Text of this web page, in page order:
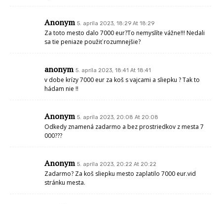
Anonym 5. apríla 2023, 18:29 At 18:29
Za toto mesto dalo 7000 eur?To nemyslíte vážne!!! Nedali
sa tie peniaze použiť rozumnejšie?
anonym 5. apríla 2023, 18:41 At 18:41
v dobe krízy 7000 eur za koš s vajcami a sliepku ? Tak to
hádam nie !!
Anonym 5. apríla 2023, 20:08 At 20:08
Odkedy znamená zadarmo a bez prostriedkov z mesta 7
000???
Anonym 5. apríla 2023, 20:22 At 20:22
Zadarmo? Za koš sliepku mesto zaplatilo 7000 eur.vid
stránku mesta.